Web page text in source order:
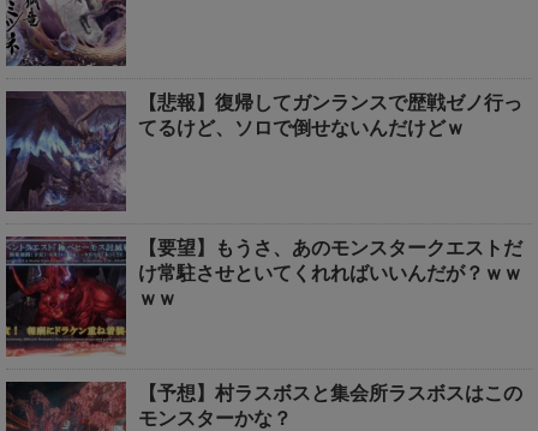
【悲報】復帰してガンランスで歴戦ゼノ行っ
てるけど、ソロで倒せないんだけどｗ
【要望】もうさ、あのモンスタークエストだ
け常駐させといてくれればいいんだが？ｗｗ
ｗｗ
【予想】村ラスボスと集会所ラスボスはこの
モンスターかな？